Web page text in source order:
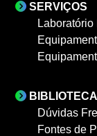
SERVIÇOS
BIBLIOTECA
Dúvidas
Fontes de